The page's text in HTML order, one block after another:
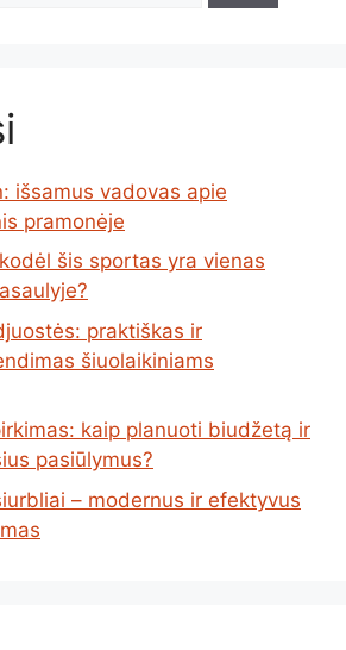
išsamus vadovas apie
pramonėje
šis sportas yra vienas
praktiškas ir
šiuolaikiniams
kaip planuoti biudžetą ir
pasiūlymus?
– modernus ir efektyvus